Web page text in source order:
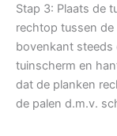
Stap 3: Plaats de
rechtop tussen
bovenkant steeds
tuinscherm en
dat de planken
de palen d.m.v.